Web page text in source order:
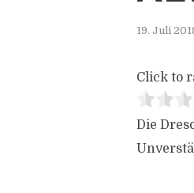
19. Juli
Click to
Die